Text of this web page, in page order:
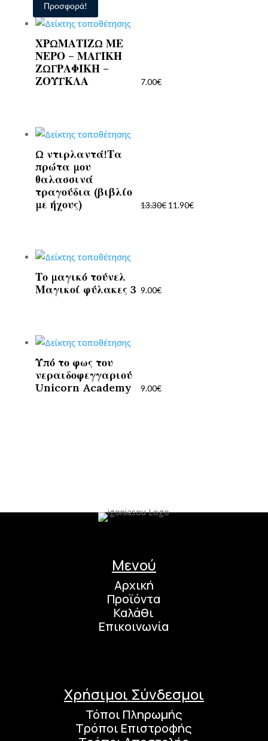
ΧΡΩΜΑΤΙΖΩ ΜΕ
ΝΕΡΟ – ΜΑΓΙΚΗ
ΖΩΓΡΑΦΙΚΗ –
ΖΟΥΓΚΛΑ
7.00€
Προσφορά!
Ω ντιρλαντά!Τα
πρώτα μου
θαλασσινά
τραγούδια (βιβλίο
με ήχους)
13.30€ 13.30€.
11.90€είναι:
Το μαγικό τούνελ
Μαγικοί φύλακες 3 9.00€
Υπό το φως του
νεραιδοφεγγαριού
Unicorn Academy
9.00€
Μενού
Αρχική
Προϊόντα
Καλάθι
Επικοινωνία
Χρήσιμοι Σύνδεσμοι
Τόποι Πληρωμής
Τρόποι Επιστροφής